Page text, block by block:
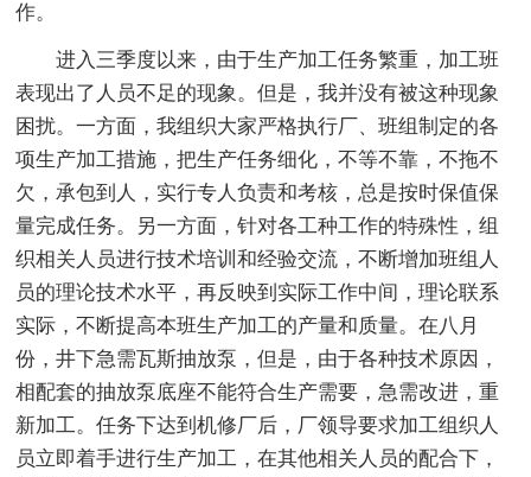
作。
进入三季度以来，由于生产加工任务繁重，加工班
表现出了人员不足的现象。但是，我并没有被这种现象
困扰。一方面，我组织大家严格执行厂、班组制定的各
项生产加工措施，把生产任务细化，不等不靠，不拖不
欠，承包到人，实行专人负责和考核，总是按时保值保
量完成任务。另一方面，针对各工种工作的特殊性，组
织相关人员进行技术培训和经验交流，不断增加班组人
员的理论技术水平，再反映到实际工作中间，理论联系
实际，不断提高本班生产加工的产量和质量。在八月
份，井下急需瓦斯抽放泵，但是，由于各种技术原因，
相配套的抽放泵底座不能符合生产需要，急需改进，重
新加工。任务下达到机修厂后，厂领导要求加工组织人
员立即着手进行生产加工，在其他相关人员的配合下，